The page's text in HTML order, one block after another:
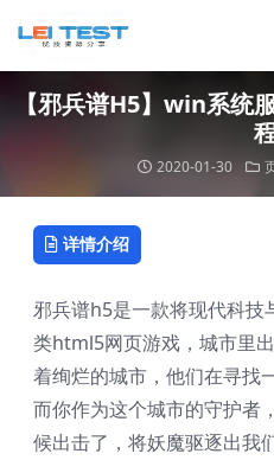
【邪兵谱H5】win系统
2020-01-30
详情介绍
邪兵谱h5是一款将现代科技
类html5网页游戏，城市里
着绚烂的城市，他们在寻找
而你作为这个城市的守护者
候出击了，将妖魔驱逐出我